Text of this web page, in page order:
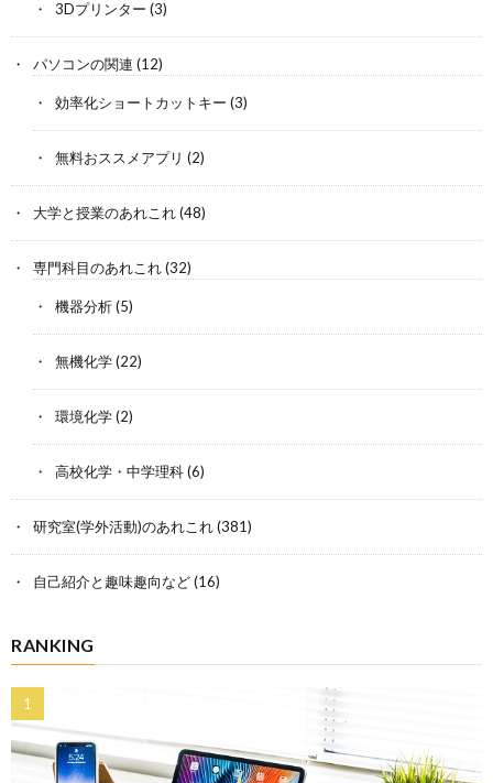
3Dプリンター (3)
パソコンの関連 (12)
効率化ショートカットキー (3)
無料おススメアプリ (2)
大学と授業のあれこれ(48)
専門科目のあれこれ(32)
機器分析(5)
無機化学(22)
環境化学(2)
高校化学・中学理科(6)
研究室(学外活動)のあれこれ(381)
自己紹介と趣味趣向など(16)
RANKING